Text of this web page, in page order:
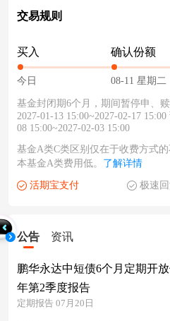
交易规则
买入
今日
确认份额
08-11 星期二
基金封闭期6个月，期间暂停申、
2027-01-13 15:00~2027-02-17
08 15:00~2027-02-03 15:00
基金A类C类区别仅在于收费方式
本基金A类费用低。 了解详情
活期宝支付 极速
公告 资讯
鹏华永达中短债6个月定期开
年第2季度报告
定期报告 07月20日